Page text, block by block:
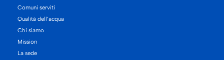
Comuni serviti
Qualità dell’acqua
Chi siamo
Mission
La sede